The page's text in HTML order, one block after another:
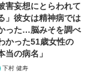
害妄想にとらわれて
」彼女は精神病では
った…脳みそを調べ
かった51歳女性の
当の病名」
下村 健寿